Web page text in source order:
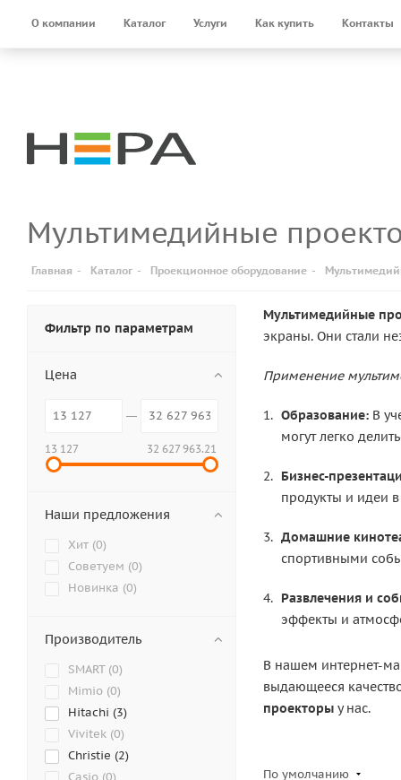
О компании Каталог Услуги Как купить Контакты
Мультимедийные
Главная - Каталог - Проекционное оборудование -
Мультимедийные
экраны. Они стали
Применение
Образование: В
могут легко
Бизнес-
продукты и идеи
Домашние
спортивными
Развлечения и
эффекты и
В нашем интернет-
выдающееся
проекторы у нас.
По умолчанию
Фильтр по параметрам
Цена
13 127 32 627 963.21
Наши предложения
Хит (0)
Советуем (0)
Новинка (0)
Производитель
SMART (0)
Mimio (0)
Hitachi (3)
Vivitek (0)
Christie (2)
Casio (0)